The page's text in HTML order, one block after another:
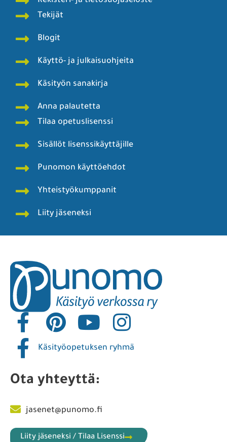
Tekijät
Blogit
Käyttö- ja julkaisuohjeita
Käsityön sanakirja
Anna palautetta
Tilaa opetuslisenssi
Sisällöt lisenssikäyttäjille
Punomon käyttöehdot
Yhteistyökumppanit
Liity jäseneksi
Käsityöopetuksen ryhmä
Ota yhteyttä:
jasenet@punomo.fi
Liity jäseneksi / Tilaa Lisenssi